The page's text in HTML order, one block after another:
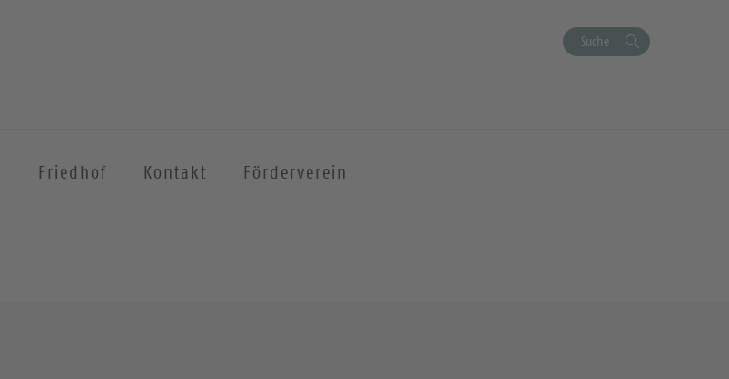
Suche
Friedhof Kontakt Förderverein